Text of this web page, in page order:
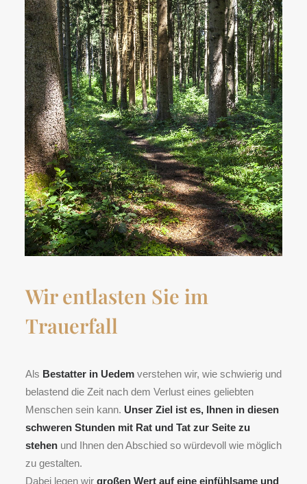
Wir entlasten Sie im
Trauerfall
Als Bestatter in Uedem verstehen wir, wie schwierig und
belastend die Zeit nach dem Verlust eines geliebten
Menschen sein kann. Unser Ziel ist es, Ihnen in diesen
schweren Stunden mit Rat und Tat zur Seite zu
stehen und Ihnen den Abschied so würdevoll wie möglich
zu gestalten.
Dabei legen wir großen Wert auf eine einfühlsame und